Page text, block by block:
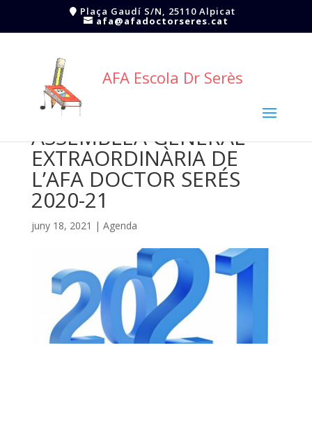
Plaça Gaudí S/N, 25110 Alpicat
afa@afadoctorseres.cat
AFA Escola Dr Serès
ASSEMBLEA GENERAL
EXTRAORDINÀRIA DE
L’AFA DOCTOR SERÉS
2020-21
juny 18, 2021 | Agenda